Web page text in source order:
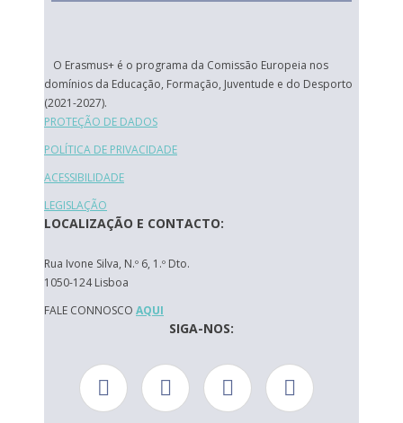
O Erasmus+ é o programa da Comissão Europeia nos
domínios da Educação, Formação, Juventude e do Desporto
(2021-2027).
PROTEÇÃO DE DADOS
POLÍTICA DE PRIVACIDADE
ACESSIBILIDADE
LEGISLAÇÃO
LOCALIZAÇÃO E CONTACTO:
Rua Ivone Silva, N.º 6, 1.º Dto.
1050-124 Lisboa
FALE CONNOSCO AQUI
SIGA-NOS: